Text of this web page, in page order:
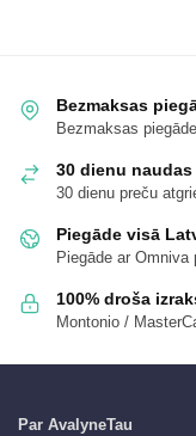
Bezmaksas
Bezmaksas
30 dienu
30 dienu preču
Piegāde visā
Piegāde ar Omniva
100% droša
Montonio /
Par AvalyneTau